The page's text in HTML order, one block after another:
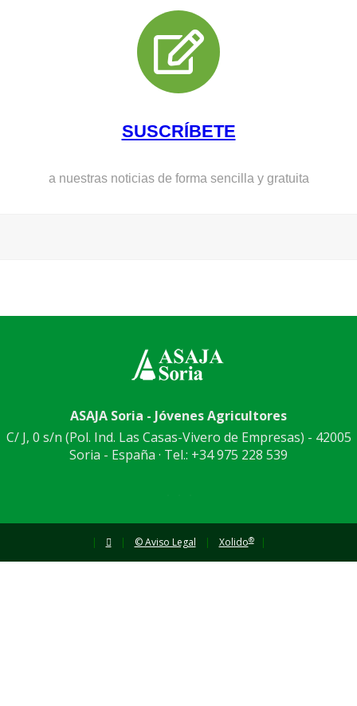
SUSCRÍBETE
a nuestras noticias de forma sencilla y gratuita
ASAJA Soria - Jóvenes Agricultores
C/ J, 0 s/n (Pol. Ind. Las Casas-Vivero de Empresas) - 42005
Soria - España · Tel.: +34 975 228 539
| | © Aviso Legal | Xolido® |